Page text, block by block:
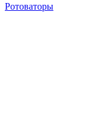
Ротоваторы